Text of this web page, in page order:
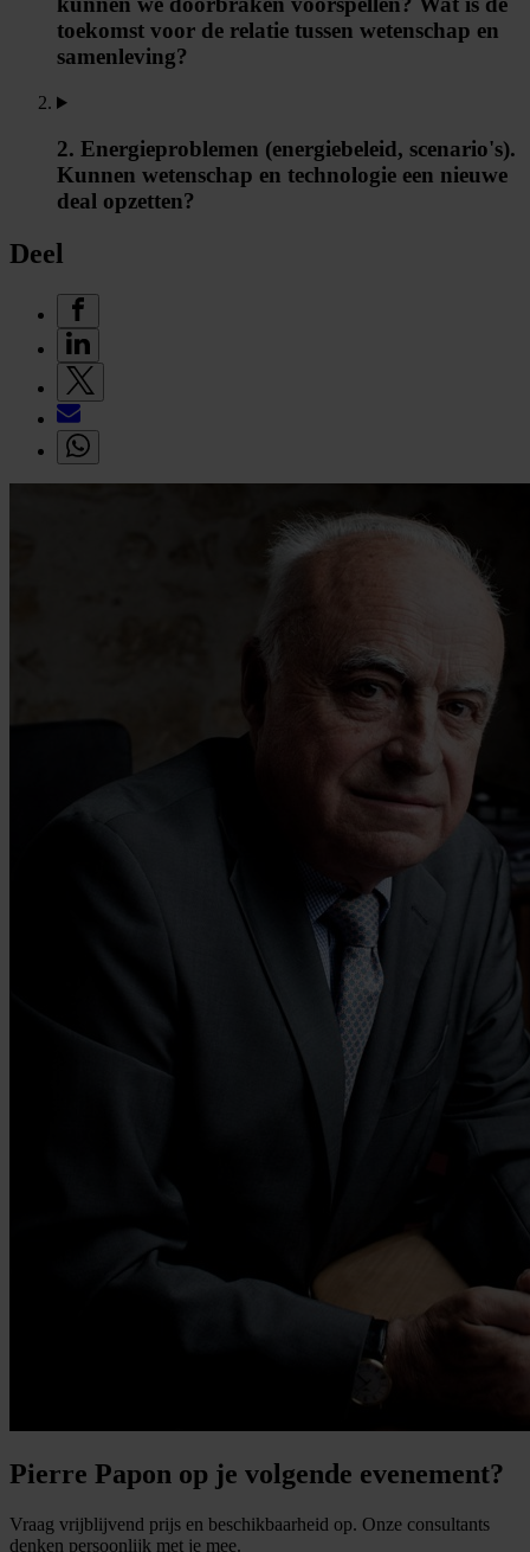
toekomst voor de relatie tussen wetenschap en
samenleving?
2. Energieproblemen (energiebeleid, scenario's).
Kunnen wetenschap en technologie een nieuwe
deal opzetten?
Deel
Pierre Papon op je volgende evenement?
Vraag vrijblijvend prijs en beschikbaarheid op. Onze consultants
denken persoonlijk met je mee.